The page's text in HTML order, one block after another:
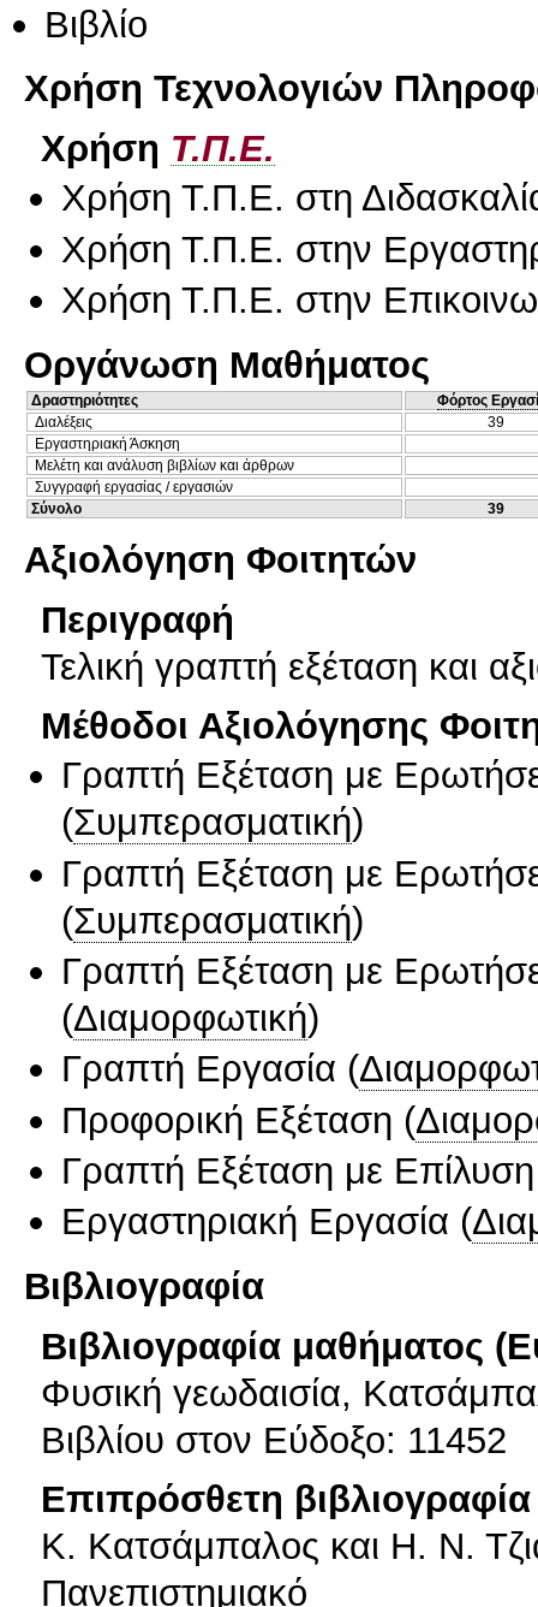
Βιβλίο
Χρήση Τεχνολογιών
Χρήση Τ.Π.Ε.
Χρήση Τ.Π.Ε. στη
Χρήση Τ.Π.Ε. στην
Χρήση Τ.Π.Ε. στην
Οργάνωση Μαθήματος
Δραστηριότητες
Φόρτος
Διαλέξεις
39
Εργαστηριακή Άσκηση
Μελέτη και ανάλυση βιβλίων και άρθρων
Συγγραφή εργασίας / εργασιών
Σύνολο
39
Αξιολόγηση Φοιτητών
Περιγραφή
Τελική γραπτή εξέταση και
Μέθοδοι Αξιολόγησης
Γραπτή Εξέταση με
(Συμπερασματική)
Γραπτή Εξέταση με
(Συμπερασματική)
Γραπτή Εξέταση με
(Διαμορφωτική)
Γραπτή Εργασία (
Προφορική Εξέταση (
Γραπτή Εξέταση με
Εργαστηριακή Εργασία (
Βιβλιογραφία
Βιβλιογραφία μαθήματος
Φυσική γεωδαισία,
Βιβλίου στον Εύδοξο: 11452
Επιπρόσθετη βιβλιογραφία
K. Κατσάμπαλος και Η. Ν.
Πανεπιστημιακό